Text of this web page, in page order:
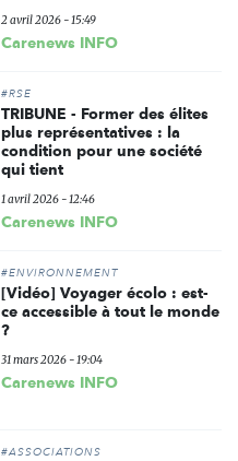
2 avril 2026 - 15:49
Carenews INFO
#RSE
TRIBUNE - Former des élites
plus représentatives : la
condition pour une société
qui tient
1 avril 2026 - 12:46
Carenews INFO
#ENVIRONNEMENT
[Vidéo] Voyager écolo : est-
ce accessible à tout le monde
?
31 mars 2026 - 19:04
Carenews INFO
#ASSOCIATIONS